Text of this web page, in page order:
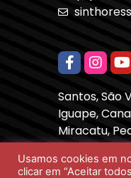
Santos, São
Iguape,
Miracatu,
Usamos cookies em
clicar em “Aceitar